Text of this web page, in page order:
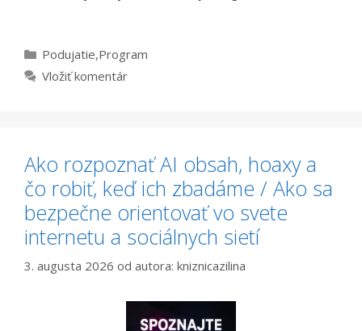
Kategórie
Podujatie,Program
Vložiť komentár
Ako rozpoznať AI obsah, hoaxy a
čo robiť, keď ich zbadáme / Ako sa
bezpečne orientovať vo svete
internetu a sociálnych sietí
3. augusta 2026 od autora: kniznicazilina